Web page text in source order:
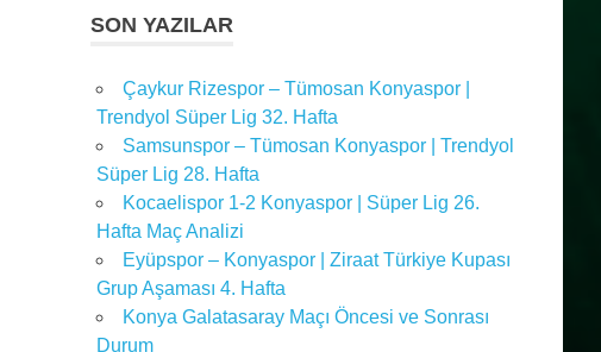
SON YAZILAR
Çaykur Rizespor – Tümosan Konyaspor |
Trendyol Süper Lig 32. Hafta
Samsunspor – Tümosan Konyaspor | Trendyol
Süper Lig 28. Hafta
Kocaelispor 1-2 Konyaspor | Süper Lig 26.
Hafta Maç Analizi
Eyüpspor – Konyaspor | Ziraat Türkiye Kupası
Grup Aşaması 4. Hafta
Konya Galatasaray Maçı Öncesi ve Sonrası
Durum